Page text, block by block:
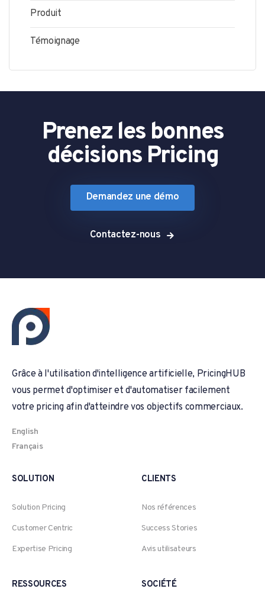
Produit
Témoignage
Prenez les bonnes
décisions Pricing
Demandez une démo
Contactez-nous
Grâce à l'utilisation d'intelligence artificielle, PricingHUB
vous permet d'optimiser et d'automatiser facilement
votre pricing afin d'atteindre vos objectifs commerciaux.
English
Français
SOLUTION
Solution Pricing
Customer Centric
Expertise Pricing
CLIENTS
Nos références
Success Stories
Avis utilisateurs
RESSOURCES SOCIÉTÉ